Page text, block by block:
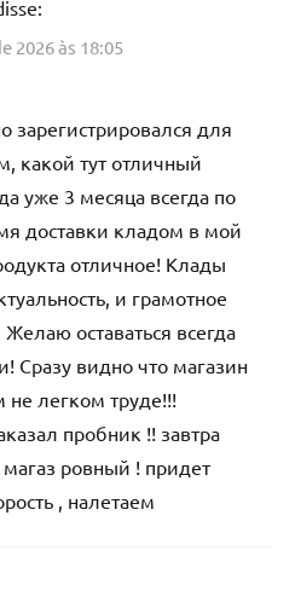
2026 às 18:05
зарегистрировался для
какой тут отличный
уже 3 месяца всегда по
доставки кладом в мой
отличное! Клады
и грамотное
оставаться всегда
видно что магазин
не легком труде!!!
пробник !! завтра
ровный ! придет
, налетаем